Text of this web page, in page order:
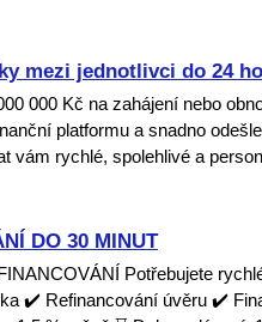
mezi jednotlivci do 24
000 Kč na zahájení nebo
platformu a snadno
vám rychlé, spolehlivé a
DO 30 MINUT
Potřebujete
✔️ Refinancování úvěru ✔️